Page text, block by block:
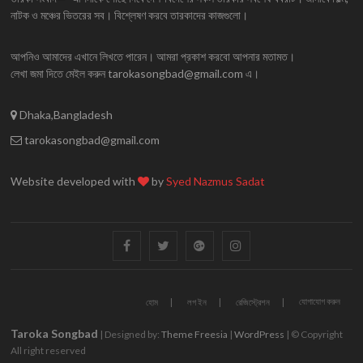
নাটক ও মঞ্চের ভিতরের সব। বিশ্লেষণ করবে তারকাদের কাজগুলো।
আপনিও আমাদের এখানে লিখতে পারেন। আমরা প্রকাশ করবো আপনার মতামত।
লেখা জমা দিতে মেইল করুন tarokasongbad@gmail.com এ।
Dhaka,Bangladesh
tarokasongbad@gmail.com
Website developed with bySyed Nazmus Sadat
facebooktwitter googleplus
হোম লগ ইন রেজিস্ট্রেশন যোগাযোগ করুন
Taroka Songbad | Designed by:Theme Freesia |WordPress | © Copyright
All right reserved